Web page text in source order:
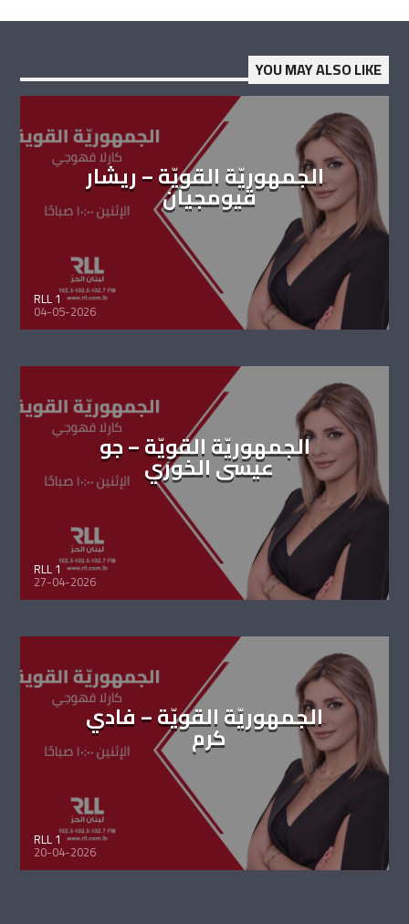
YOU MAY ALSO LIKE
الجمهوريّة القويّة – ريشار
قيومجيان
RLL 1
04-05-2026
الجمهوريّة القويّة – جو
عيسى الخوري
RLL 1
27-04-2026
الجمهوريّة القويّة – فادي
كرم
RLL 1
20-04-2026